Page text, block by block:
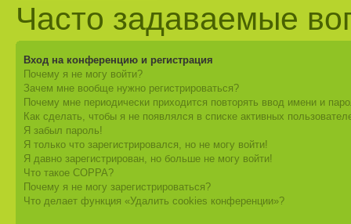
Часто задаваемые
Вход на конференцию и регистрация
Почему я не могу войти?
Зачем мне вообще нужно регистрироваться?
Почему мне периодически приходится повторять ввод имени и
Как сделать, чтобы я не появлялся в списке активных
Я забыл пароль!
Я только что зарегистрировался, но не могу войти!
Я давно зарегистрирован, но больше не могу войти!
Что такое COPPA?
Почему я не могу зарегистрироваться?
Что делает функция «Удалить cookies конференции»?